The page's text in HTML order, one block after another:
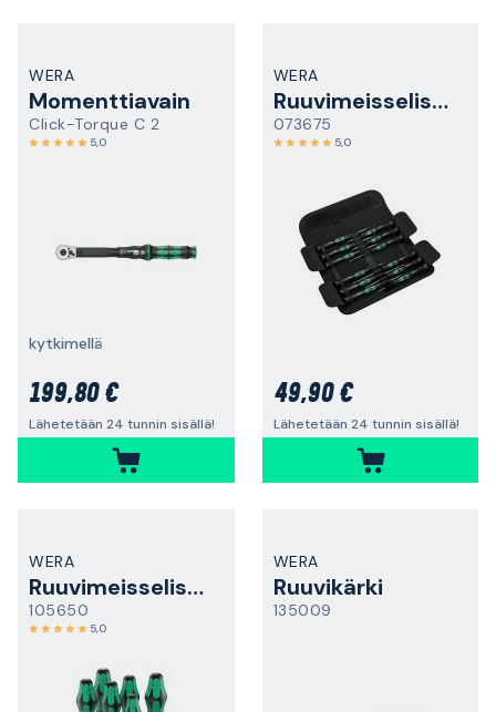
WERA
Momenttiavain
Click-Torque C 2
5,0
kytkimellä
199,80 €
Lähetetään 24 tunnin sisällä!
WERA
Ruuvimeisselisarja
073675
5,0
49,90 €
Lähetetään 24 tunnin sisällä!
WERA
Ruuvimeisselisarja
105650
5,0
WERA
Ruuvikärki
135009